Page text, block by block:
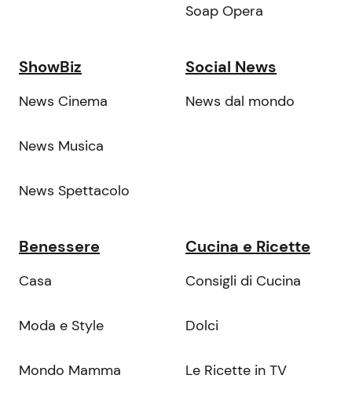
Soap Opera
ShowBiz
News Cinema
News Musica
News Spettacolo
Social News
News dal mondo
Benessere
Casa
Moda e Style
Mondo Mamma
Cucina e Ricette
Consigli di Cucina
Dolci
Le Ricette in TV